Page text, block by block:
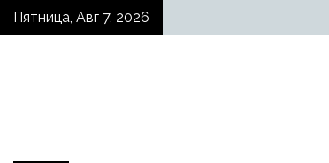
SkipПятница, Авг 7, 2026